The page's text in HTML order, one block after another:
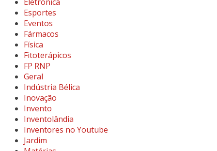
Esportes
Eventos
Fármacos
Física
Fitoterápicos
FP RNP
Geral
Indústria Bélica
Inovação
Invento
Inventolândia
Inventores no Youtube
Jardim